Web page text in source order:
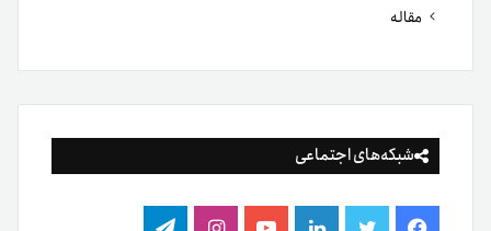
مقاله
شبکه‌های اجتماعی